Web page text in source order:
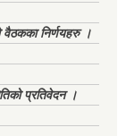
निर्णयहरु ।
प्रतिवेदन ।